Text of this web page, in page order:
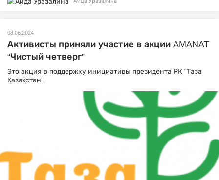
08.06.2024
Активисты приняли участие в акции AMANAT
“Чистый четверг”
Это акция в поддержку инициативы президента РК “Таза
Қазақстан”.